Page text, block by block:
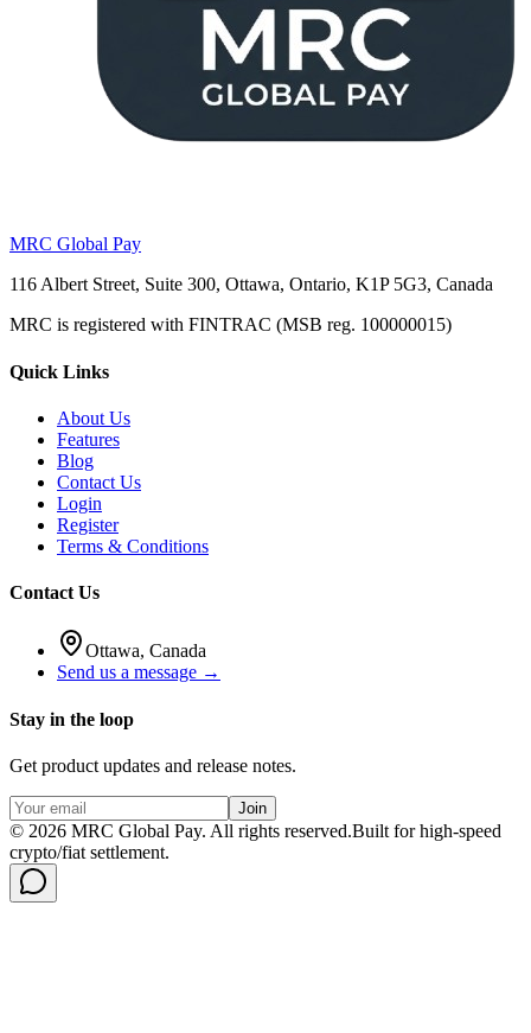
MRC Global Pay
116 Albert Street, Suite 300, Ottawa, Ontario, K1P 5G3, Canada
MRC is registered with FINTRAC (MSB reg. 100000015)
Quick Links
About Us
Features
Blog
Contact Us
Login
Register
Terms & Conditions
Contact Us
Ottawa, Canada
Send us a message →
Stay in the loop
Get product updates and release notes.
Join
© 2026 MRC Global Pay. All rights reserved.Built for high-speed
crypto/fiat settlement.